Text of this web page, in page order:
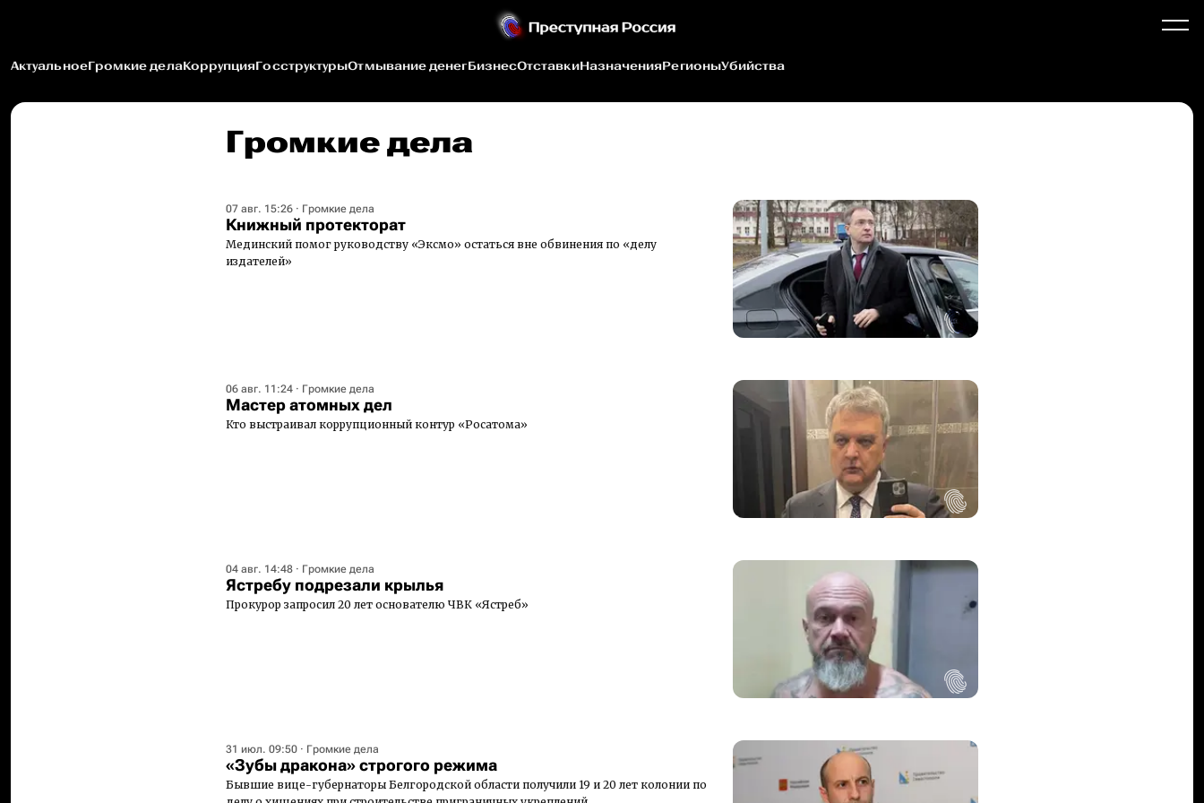
АктуальноеГромкие делаКоррупцияГосструктурыОтмывание денегБизнесОтставкиНазначенияРегионыУбийства
Громкие дела
07 авг. 15:26 · Громкие дела
Книжный протекторат
Мединский помог руководству «Эксмо» остаться вне обвинения по «делу
издателей»
06 авг. 11:24 · Громкие дела
Мастер атомных дел
Кто выстраивал коррупционный контур «Росатома»
04 авг. 14:48 · Громкие дела
Ястребу подрезали крылья
Прокурор запросил 20 лет основателю ЧВК «Ястреб»
31 июл. 09:50 · Громкие дела
«Зубы дракона» строгого режима
Бывшие вице-губернаторы Белгородской области получили 19 и 20 лет колонии по